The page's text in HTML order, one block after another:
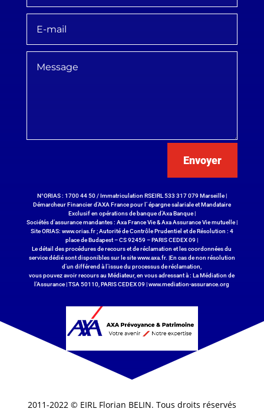
Envoyer
N°ORIAS : 1700 44 50 / Immatriculation RSEIRL 533 317 079 Marseille |
Démarcheur Financier d’AXA France pour l’ épargne salariale et Mandataire
Exclusif en opérations de banque d’Axa Banque |
Sociétés d’assurance mandantes : Axa France Vie & Axa Assurance Vie mutuelle |
Site ORIAS: www.orias.fr; Autorité de Contrôle Prudentiel et de Résolution : 4
place de Budapest – CS 92459 – PARIS CEDEX 09 |
Le détail des procédures de recours et de réclamation et les coordonnées du
service dédié sont disponibles sur le sitewww.axa.fr. |En cas de non résolution
d’un différend à l’issue du processus de réclamation,
vous pouvez avoir recours au Médiateur, en vous adressant à : La Médiation de
l’Assurance | TSA 50110, PARIS CEDEX 09 |www.mediation-assurance.org
2011-2022 © EIRL Florian BELIN. Tous droits réservés